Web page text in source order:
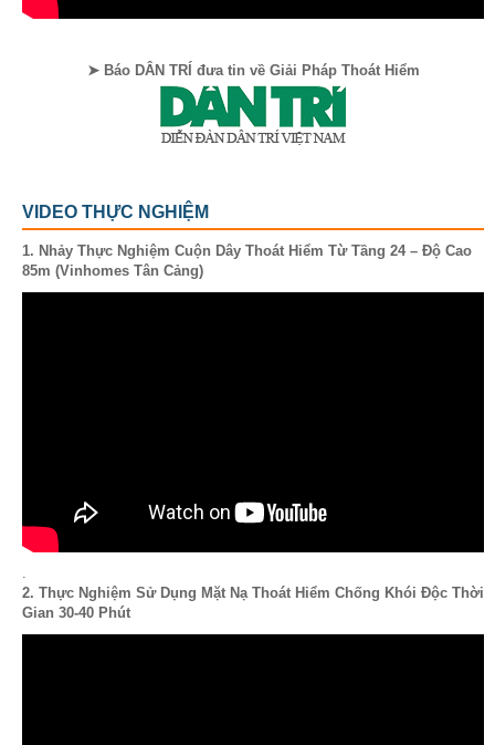
➤ Báo DÂN TRÍ đưa tin về Giải Pháp Thoát Hiểm
VIDEO THỰC NGHIỆM
1. Nhảy Thực Nghiệm Cuộn Dây Thoát Hiểm Từ Tầng 24 – Độ Cao
85m (Vinhomes Tân Cảng)
.
2. Thực Nghiệm Sử Dụng Mặt Nạ Thoát Hiểm Chống Khói Độc Thời
Gian 30-40 Phút